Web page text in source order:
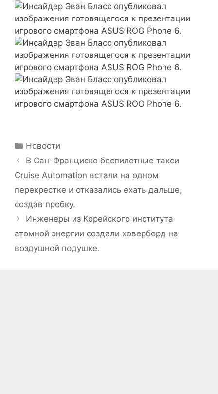
Рубрики
Новости
В Сан-Франциско беспилотные такси
Cruise Automation встали на одном
перекрестке и отказались ехать дальше,
создав пробку.
Инженеры из Корейского института
атомной энергии создали ховерборд на
воздушной подушке.